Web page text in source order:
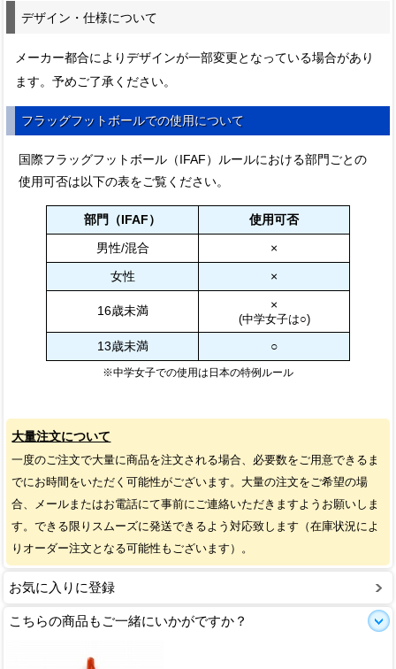
デザイン・仕様について
メーカー都合によりデザインが一部変更となっている場合があり
ます。予めご了承ください。
フラッグフットボールでの使用について
国際フラッグフットボール（IFAF）ルールにおける部門ごとの
使用可否は以下の表をご覧ください。
部門（IFAF）
使用可否
男性/混合
×
女性
×
16歳未満 ×
(中学女子は○)
13歳未満 ○
※中学女子での使用は日本の特例ルール
大量注文について
一度のご注文で大量に商品を注文される場合、必要数をご用意できるま
でにお時間をいただく可能性がございます。大量の注文をご希望の場
合、メールまたはお電話にて事前にご連絡いただきますようお願いしま
す。できる限りスムーズに発送できるよう対応致します（在庫状況によ
りオーダー注文となる可能性もございます）。
お気に入りに登録
こちらの商品もご一緒にいかがですか？